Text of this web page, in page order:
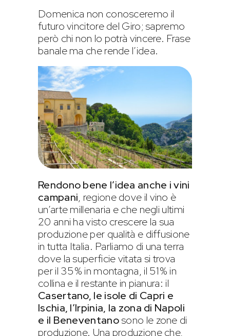
Domenica non conosceremo il
futuro vincitore del Giro; sapremo
però chi non lo potrà vincere. Frase
banale ma che rende l’idea.
Rendono bene l’idea anche i vini
campani, regione dove il vino è
un’arte millenaria e che negli ultimi
20 anni ha visto crescere la sua
produzione per qualità e diffusione
in tutta Italia. Parliamo di una terra
dove la superficie vitata si trova
per il 35% in montagna, il 51% in
collina e il restante in pianura: il
Casertano, le isole di Capri e
Ischia, l’Irpinia, la zona di Napoli
e il Beneventanosono le zone di
produzione. Una produzione che,